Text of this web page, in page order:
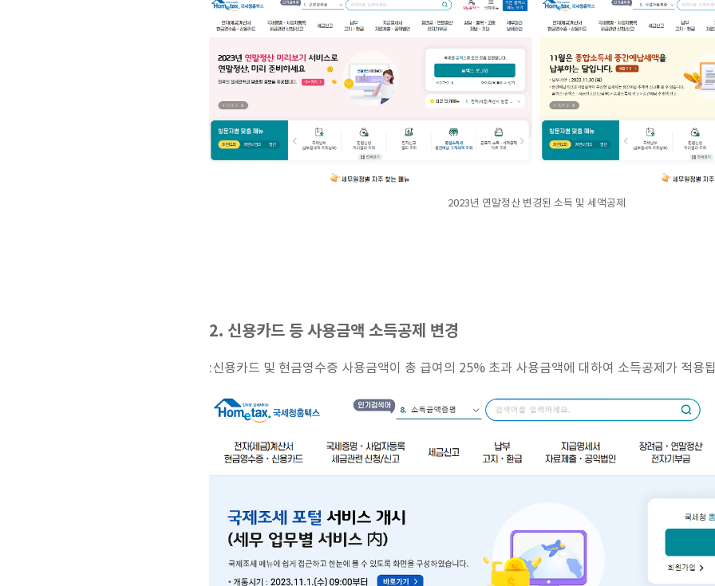
2023년 연말정산 변경된 소득 및 세액공제
2. 신용카드 등 사용금액 소득공제 변경
:신용카드 및 현금영수증 사용금액이 총 급여의 25% 초과 사용금액에 대하여 소득공제가 적용